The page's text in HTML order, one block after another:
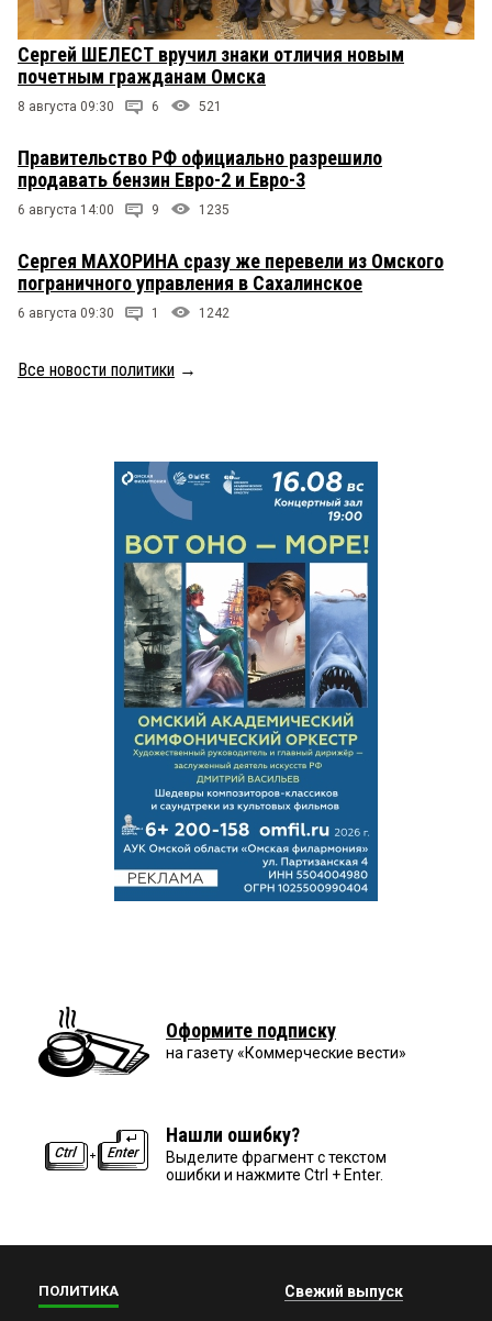
Сергей ШЕЛЕСТ вручил знаки отличия новым
почетным гражданам Омска
8 августа 09:30 6 521
Правительство РФ официально разрешило
продавать бензин Евро-2 и Евро-3
6 августа 14:00 9 1235
Сергея МАХОРИНА сразу же перевели из Омского
пограничного управления в Сахалинское
6 августа 09:30 1 1242
Все новости политики →
Оформите подписку
на газету «Коммерческие вести»
Нашли ошибку?
Выделите фрагмент с текстом
ошибки и нажмите Ctrl + Enter.
ПОЛИТИКА Свежий выпуск